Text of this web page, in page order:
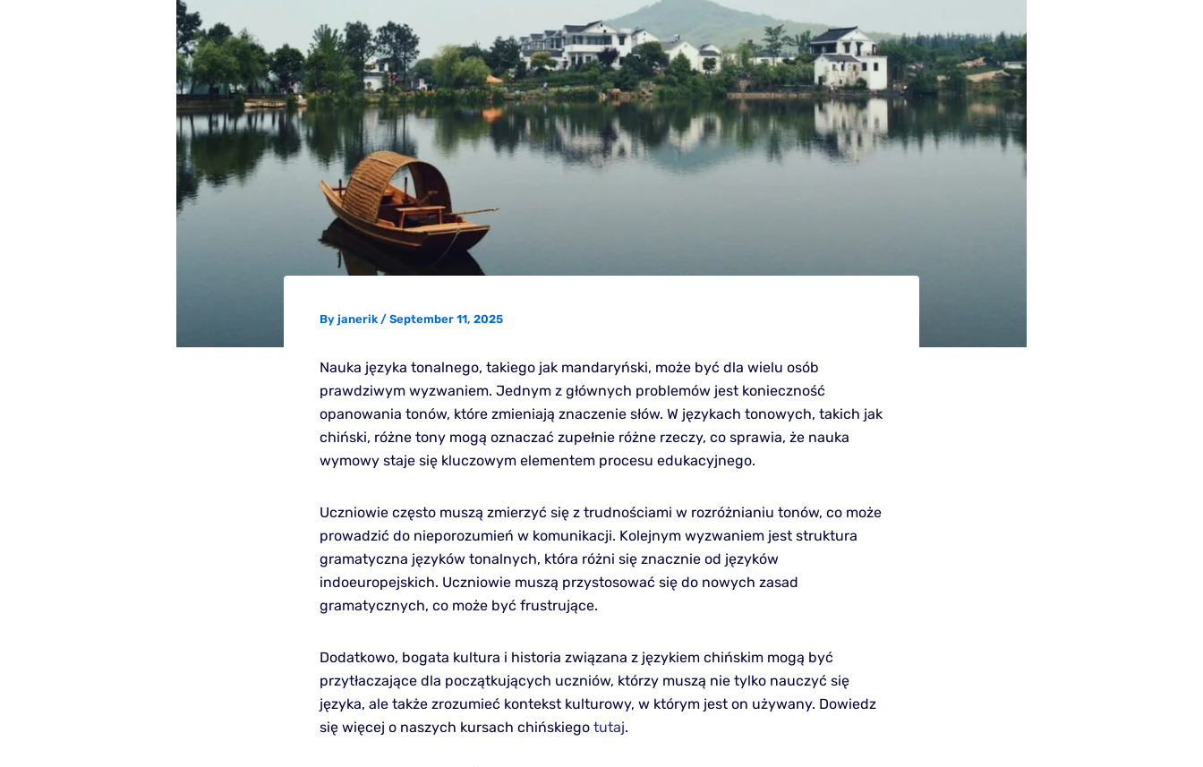
By janerik / September 11, 2025
Nauka języka tonalnego, takiego jak mandaryński, może być dla wielu osób
prawdziwym wyzwaniem. Jednym z głównych problemów jest konieczność
opanowania tonów, które zmieniają znaczenie słów. W językach tonowych, takich jak
chiński, różne tony mogą oznaczać zupełnie różne rzeczy, co sprawia, że nauka
wymowy staje się kluczowym elementem procesu edukacyjnego.
Uczniowie często muszą zmierzyć się z trudnościami w rozróżnianiu tonów, co może
prowadzić do nieporozumień w komunikacji. Kolejnym wyzwaniem jest struktura
gramatyczna języków tonalnych, która różni się znacznie od języków
indoeuropejskich. Uczniowie muszą przystosować się do nowych zasad
gramatycznych, co może być frustrujące.
Dodatkowo, bogata kultura i historia związana z językiem chińskim mogą być
przytłaczające dla początkujących uczniów, którzy muszą nie tylko nauczyć się
języka, ale także zrozumieć kontekst kulturowy, w którym jest on używany. Dowiedz
się więcej o naszych kursach chińskiego tutaj.